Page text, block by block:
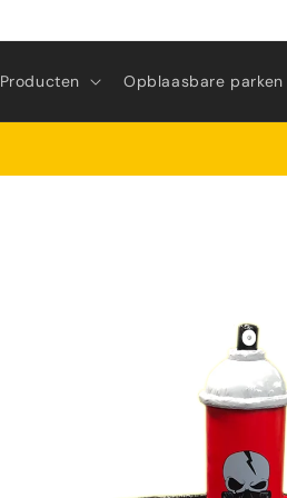
Producten Opblaasbare parken